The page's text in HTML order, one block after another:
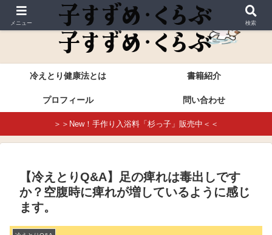
これが本当の冷えとり健康法・進藤幸恵公式サイト
冷えとり健康法とは 書籍紹介
プロフィール 問い合わせ
＞＞New！手作り入浴料「杉っ子」販売中＜＜
【冷えとりQ&A】足の痺れは毒出しです
か？空腹時に痺れが増しているように感じ
ます。
メニュー 検索